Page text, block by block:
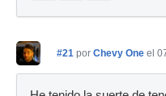
#21 por Chevy One el